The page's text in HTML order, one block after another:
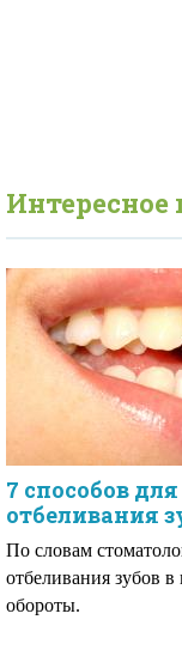
Интересное
7 способов
отбеливания
По словам
отбеливания зубов
обороты.